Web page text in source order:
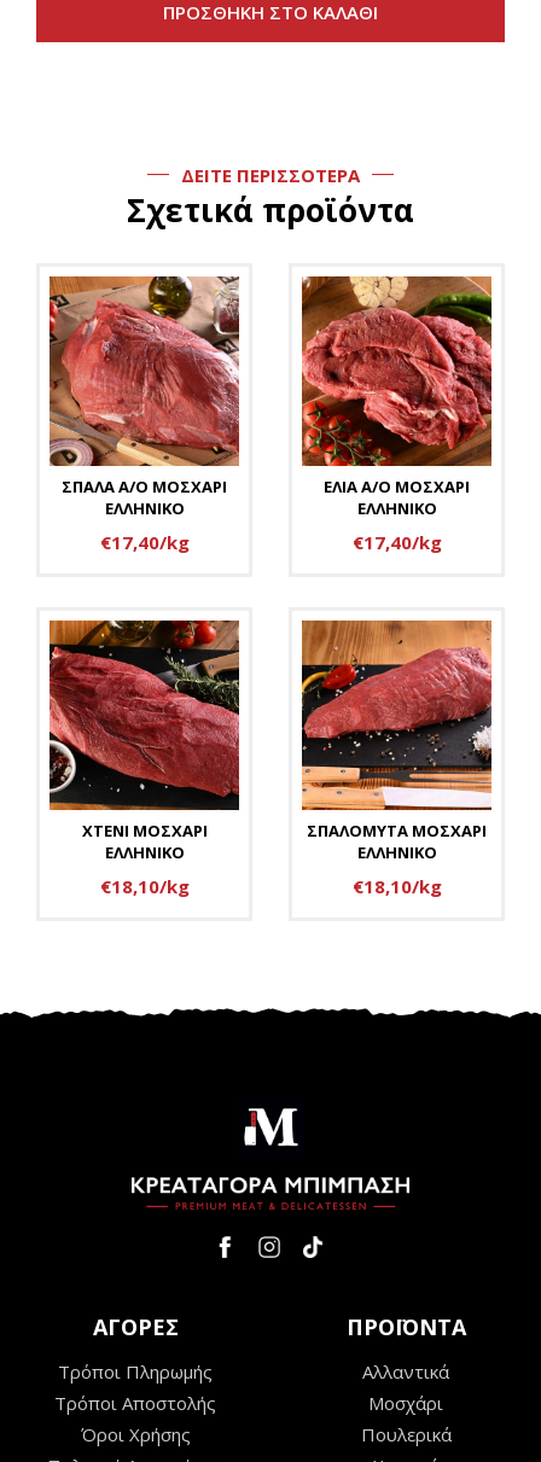
ΔΕΙΤΕ ΠΕΡΙΣΣΟΤΕΡΑ
Σχετικά προϊόντα
ΣΠΑΛΑ Α/Ο ΜΟΣΧΑΡΙ
ΕΛΛΗΝΙΚΟ
€17,40/kg
ΕΛΙΑ Α/Ο ΜΟΣΧΑΡΙ
ΕΛΛΗΝΙΚΟ
€17,40/kg
ΧΤΕΝΙ ΜΟΣΧΑΡΙ
ΕΛΛΗΝΙΚΟ
€18,10/kg
ΣΠΑΛΟΜΥΤΑ ΜΟΣΧΑΡΙ
ΕΛΛΗΝΙΚΟ
€18,10/kg
ΑΓΟΡΕΣ
Τρόποι Πληρωμής
Τρόποι Αποστολής
Όροι Χρήσης
ΠΡΟΪΟΝΤΑ
Αλλαντικά
Μοσχάρι
Πουλερικά